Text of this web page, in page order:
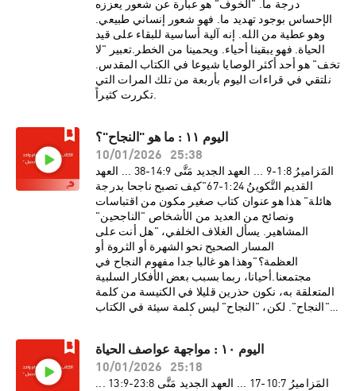
درجة ما. "الخوف" هو عبارة عن شعور يعززه
الإحساس بوجود تهديد ما. فهو شعور إنساني طبيعي.
وهو عطية من الله. إنه آلية أساسية للبقاء على قيد
الحياة. فهو يبقينا أحياء. ويحمينا من الخطر.تعبير "لا
تخف" هو أحد أكثر الوصايا شيوعا في الكتاب المقدس.
نلتقي في قراءات اليوم بأربعة من تلك المرات التي
تكررت كثيراً.
اليوم ١١ : ما هو "النجاح"؟
10/01/2026
25:38
المَزاميرُ 8:‏1-‏9 ... العهد الجديد مَتَّى 9:‏14-‏38 ... العهد
القديم التَّكوينُ 24:‏1-‏67"كيف تصبح ناجحا بدرجة
هائلة" هذا هو عنوان كتاب صغير مكون من اقتباسات
ونصائح من العديد من الأشخاص "الناجحين"
المشاهير. يسأل الغلاف الخلفي، "هل أنت على
المسار الصحيح نحو الشهرة أو الثروة أو
العظمة؟"وهذا هو غالبا جدا مفهوم النجاح في
مجتمعنا.أحيانا، ربما بسبب بعض الأفكار السلبية
المتعلقة به، نكون حذرين قليلا في الكنيسة من كلمة
"النجاح". لكن، "النجاح" ليس كلمة سيئة في الكتاب
56) – وكل مرة في إشارة إيجابية جدا.النجاح بركة من
عند الرب (ع31، 50). النجاح أمر حسن. لكن خدمة
اليوم ١٠ : مواجهة عواصف الحياة
10/01/2026
25:18
المَزاميرُ 7:‏10-‏17 ... العهد الجديد مَتَّى 8:‏23-‏9:‏13 ...